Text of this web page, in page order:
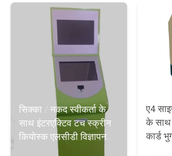
कारखाना
भ्रमण
सिक्का / नकद स्वीकर्ता के
साथ इंटरएक्टिव टच स्क्रीन
कियोस्क एलसीडी विज्ञापन
ए4
के साथ
कार्ड